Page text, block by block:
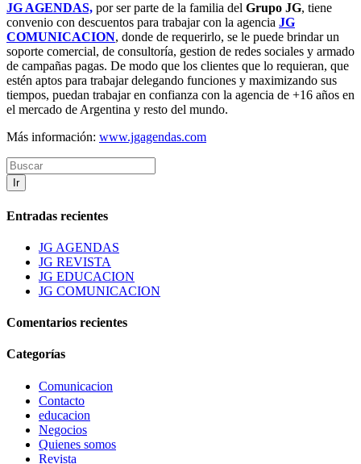
JG AGENDAS, por ser parte de la familia del Grupo JG, tiene
convenio con descuentos para trabajar con la agencia JG
COMUNICACION, donde de requerirlo, se le puede brindar un
soporte comercial, de consultoría, gestion de redes sociales y armado
de campañas pagas. De modo que los clientes que lo requieran, que
estén aptos para trabajar delegando funciones y maximizando sus
tiempos, puedan trabajar en confianza con la agencia de +16 años en
el mercado de Argentina y resto del mundo.
Más información: www.jgagendas.com
Ir
Entradas recientes
JG AGENDAS
JG REVISTA
JG EDUCACION
JG COMUNICACION
Comentarios recientes
Categorías
Comunicacion
Contacto
educacion
Negocios
Quienes somos
Revista